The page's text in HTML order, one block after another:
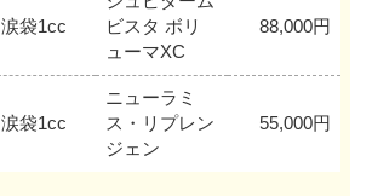
涙袋1cc
ビスタ ボリ
ューマXC
88,000円
涙袋1cc
ニューラミ
ス・リプレン
ジェン
55,000円